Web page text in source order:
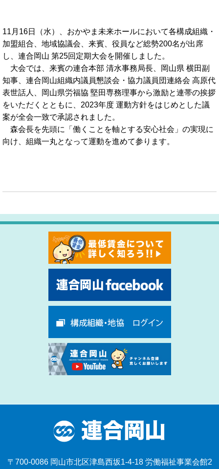
11月16日（水）、おかやま未来ホールにおいて各構成組織・
加盟組合、地域協議会、来賓、役員など総勢200名が出席
し、連合岡山 第25回定期大会を開催しました。
大会では、来賓の連合本部 清水事務局長、岡山県 横田副
知事、連合岡山組織内議員懇談会・協力議員団連絡会 高原代
表世話人、岡山県労福協 堅田専務理事から激励と連帯の挨拶
をいただくとともに、2023年度 運動方針をはじめとした議
案が全会一致で承認されました。
森会長を先頭に「働くことを軸とする安心社会」の実現に
向け、組織一丸となって運動を進めて参ります。
〒700-0086 岡山市北区津島西坂1-4-18 労働福祉事業会館2